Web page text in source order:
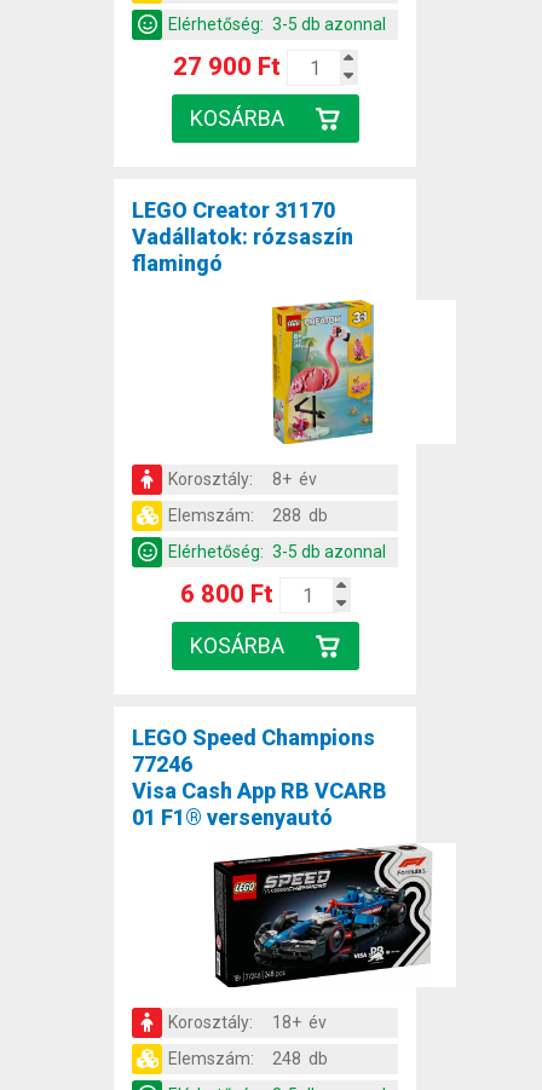
Elérhetőség: 3-5 db azonnal
27 900 Ft
LEGO Creator 31170
Vadállatok: rózsaszín
flamingó
Korosztály:
8+ év
Elemszám:
288 db
Elérhetőség: 3-5 db azonnal
6 800 Ft
LEGO Speed Champions
77246
Visa Cash App RB VCARB
01 F1® versenyautó
Korosztály:
18+ év
Elemszám:
248 db